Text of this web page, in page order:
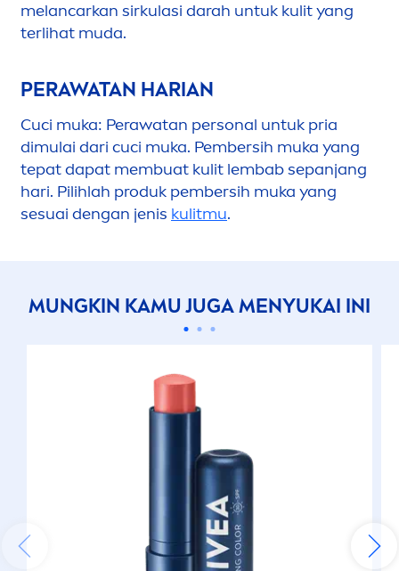
melancarkan sirkulasi darah untuk kulit yang
terlihat muda.
PERAWATAN HARIAN
Cuci muka: Perawatan personal untuk pria
dimulai dari cuci muka. Pembersih muka yang
tepat dapat membuat kulit lembab sepanjang
hari. Pilihlah produk pembersih muka yang
sesuai dengan jenis kulitmu.
MUNGKIN KAMU JUGAMENYUKAI INI